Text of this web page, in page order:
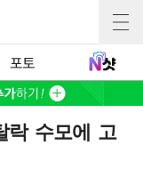
포토
락 수모에 고